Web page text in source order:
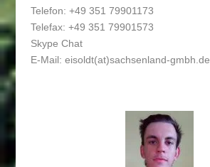
Telefon: +49 351 79901173
Telefax: +49 351 79901573
Skype Chat
E-Mail: eisoldt(at)sachsenland-gmbh.de